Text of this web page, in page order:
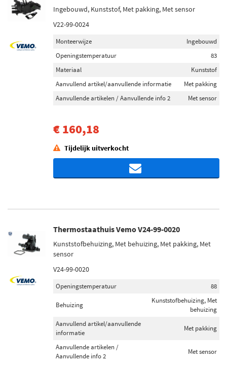
Ingebouwd, Kunststof, Met pakking, Met sensor
V22-99-0024
Monteerwijze
Ingebouwd
Openingstemperatuur
83
Materiaal
Kunststof
Aanvullend artikel/aanvullende informatie
Met pakking
Aanvullende artikelen / Aanvullende info 2
Met sensor
€ 160,18
Tijdelijk uitverkocht
Thermostaathuis Vemo V24-99-0020
Kunststofbehuizing, Met behuizing, Met pakking, Met
sensor
V24-99-0020
Openingstemperatuur 88
Behuizing
Kunststofbehuizing, Met
behuizing
Aanvullend artikel/aanvullende
informatie
Met pakking
Aanvullende artikelen /
Aanvullende info 2
Met sensor